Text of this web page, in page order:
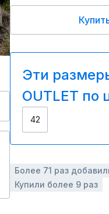
Эти
OUTLET по
42
Более 71 раз
Купили более 9 раз